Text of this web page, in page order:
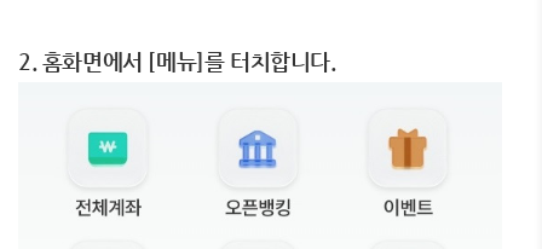
2. 홈화면에서 [메뉴]를 터치합니다.